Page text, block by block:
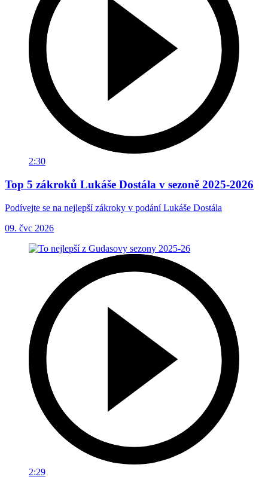
2:30
Top 5 zákroků Lukáše Dostála v sezoně 2025-2026
Podívejte se na nejlepší zákroky v podání Lukáše Dostála
09. čvc 2026
2:29